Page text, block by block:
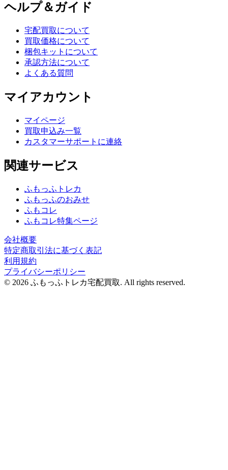
ヘルプ＆ガイド
宅配買取について
買取価格について
梱包キットについて
承認方法について
よくある質問
マイアカウント
マイページ
買取申込み一覧
カスタマーサポートに連絡
関連サービス
ふもっふトレカ
ふもっふのおみせ
ふもコレ
ふもコレ特集ページ
会社概要
特定商取引法に基づく表記
利用規約
プライバシーポリシー
© 2026 ふもっふトレカ宅配買取. All rights reserved.